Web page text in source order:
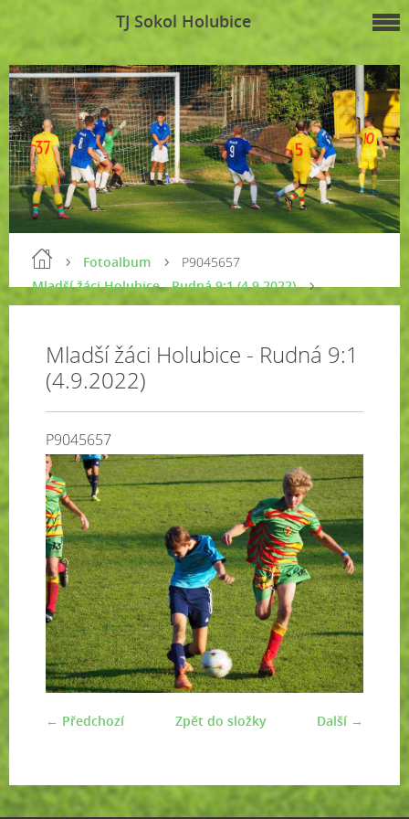
TJ Sokol Holubice
Fotoalbum
Mladší žáci Holubice - Rudná 9:1 (4.9.2022)
P9045657
Mladší žáci Holubice - Rudná 9:1
(4.9.2022)
P9045657
← Předchozí Další →
Zpět do složky